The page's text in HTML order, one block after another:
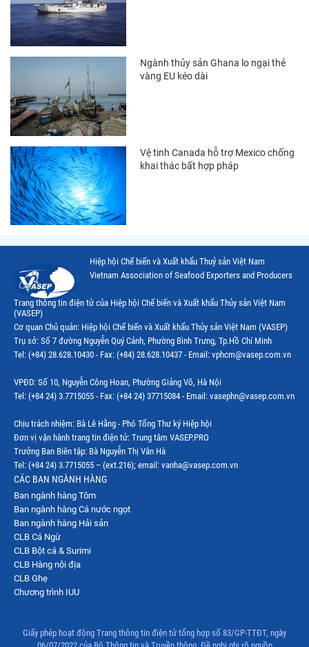
Thị trường EU
Thị trường Indonesia
Thị trường Mỹ
Thị trường Nga
Thị trường Hàn Quốc
Thị trường Nhật Bản
Thị trường Thái Lan
Thị trường Trung Quốc
Thị trường Philippines
Thị trường Tây Ban Nha
Thị trường thủy sản khác
Thị trường thủy sản thế giới
Ngành thủy sản Ghana lo ngại thẻ
vàng EU kéo dài
Vệ tinh Canada hỗ trợ Mexico chống
khai thác bất hợp pháp
Hiệp hội Chế biến và Xuất khẩu Thuỷ sản Việt Nam
Vietnam Association of Seafood Exporters and Producers
Trang thông tin điện tử của Hiệp hội Chế biến và Xuất khẩu Thủy sản Việt Nam
(VASEP)
Cơ quan Chủ quản: Hiệp hội Chế biến và Xuất khẩu Thủy sản Việt Nam (VASEP)
Trụ sở: Số 7 đường Nguyễn Quý Cảnh, Phường Bình Trưng, Tp.Hồ Chí Minh
Tel: (+84) 28.628.10430 - Fax: (+84) 28.628.10437 - Email: vphcm@vasep.com.vn
VPĐD: Số 10, Nguyễn Công Hoan, Phường Giảng Võ, Hà Nội
Tel: (+84 24) 3.7715055 - Fax: (+84 24) 37715084 - Email: vasephn@vasep.com.vn
Chịu trách nhiệm: Bà Lê Hằng - Phó Tổng Thư ký Hiệp hội
Đơn vị vận hành trang tin điện tử: Trung tâm VASEP.PRO
Trưởng Ban Biên tập: Bà Nguyễn Thị Vân Hà
Tel: (+84 24) 3.7715055 – (ext.216); email: vanha@vasep.com.vn
CÁC BAN NGÀNH HÀNG
Ban ngành hàng Tôm
Ban ngành hàng Cá nước ngọt
Ban ngành hàng Hải sản
CLB Cá Ngừ
CLB Bột cá & Surimi
CLB Hàng nội địa
CLB Ghẹ
Chương trình IUU
Giấy phép hoạt động Trang thông tin điện tử tổng hợp số 83/GP-TTĐT, ngày